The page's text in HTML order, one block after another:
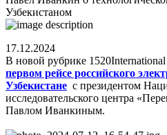
Узбекистаном
17.12.2024
В новой рубрике
первом рейсе российского
Узбекистане с президентом
исследовательского центра
Павлом Иванкиным.